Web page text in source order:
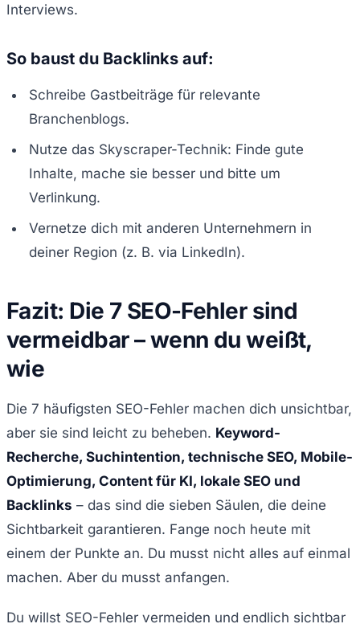
Interviews.
So baust du Backlinks auf:
Schreibe Gastbeiträge für relevante
Branchenblogs.
Nutze das Skyscraper-Technik: Finde gute
Inhalte, mache sie besser und bitte um
Verlinkung.
Vernetze dich mit anderen Unternehmern in
deiner Region (z. B. via LinkedIn).
Fazit: Die 7 SEO-Fehler sind
vermeidbar – wenn du weißt,
wie
Die 7 häufigsten SEO-Fehler machen dich unsichtbar,
aber sie sind leicht zu beheben. Keyword-
Recherche, Suchintention, technische SEO, Mobile-
Optimierung, Content für KI, lokale SEO und
Backlinks – das sind die sieben Säulen, die deine
Sichtbarkeit garantieren. Fange noch heute mit
einem der Punkte an. Du musst nicht alles auf einmal
machen. Aber du musst anfangen.
Du willst SEO-Fehler vermeiden und endlich sichtbar